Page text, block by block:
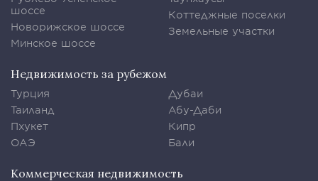
шоссе
Новорижское шоссе
Минское шоссе
Коттеджные поселки
Земельные участки
Недвижимость за рубежом
Турция
Таиланд
Пхукет
ОАЭ
Дубаи
Абу-Даби
Кипр
Бали
Коммерческая недвижимость